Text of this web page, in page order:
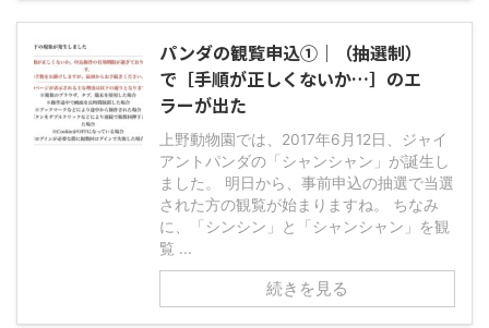
パンダの観覧申込①｜（抽選制）
で［手順が正しくないか…］のエ
ラーが出た
上野動物園では、2017年6月12日、ジャイ
アントパンダの「シャンシャン」が誕生し
ました。 明日から、事前申込の抽選で当選
された方の観覧が始まりますね。 ちなみ
に、「シンシン」と「シャンシャン」を観
覧 ...
続きを見る